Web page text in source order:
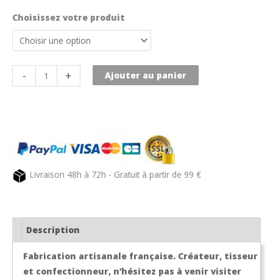
Choisissez votre produit
-
de
bébé
nid
avec
oreilles
+ Ajouter au panier
Livraison 48h à 72h - Gratuit à partir de 99 €
Description
Fabrication artisanale française. Créateur, tisseur
et confectionneur, n’hésitez pas à venir visiter